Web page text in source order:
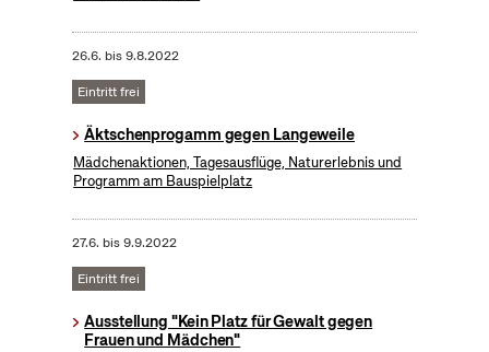
26.6. bis9.8.2022
Eintritt frei
Äktschenprogamm gegen Langeweile
Mädchenaktionen, Tagesausflüge, Naturerlebnis und
Programm am Bauspielplatz
27.6. bis9.9.2022
Eintritt frei
Ausstellung "Kein Platz für Gewalt gegen
Frauen und Mädchen"